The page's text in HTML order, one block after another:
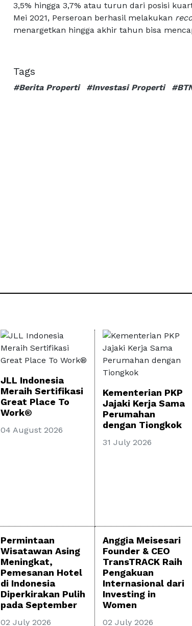
3,5% hingga 3,7% atau turun dari posisi
Mei 2021, Perseroan berhasil melakukan
menargetkan hingga akhir tahun bisa
Tags
#Berita Properti #Investasi Properti
JLL Indonesia
Meraih Sertifikasi
Great Place To
Work®
04 August 2026
Kementerian PKP
Jajaki Kerja Sama
Perumahan
dengan Tiongkok
31 July 2026
Permintaan
Wisatawan Asing
Meningkat,
Pemesanan Hotel
di Indonesia
Diperkirakan Pulih
pada September
02 July 2026
Anggia Meisesari
Founder & CEO
TransTRACK Raih
Pengakuan
Internasional dari
Investing in
Women
02 July 2026